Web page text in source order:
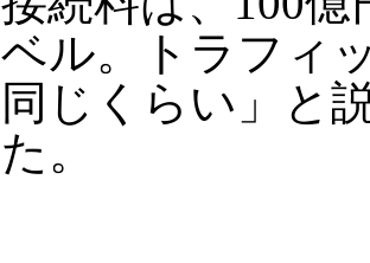
ベル。トラフィ
同じくらい」と
た。